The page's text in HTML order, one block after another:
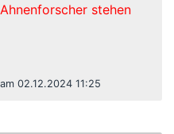
stehen
02.12.2024 11:25